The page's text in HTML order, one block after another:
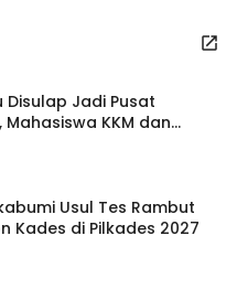
Disulap Jadi Pusat
Mahasiswa KKM dan
Usul Tes Rambut
Kades di Pilkades 2027